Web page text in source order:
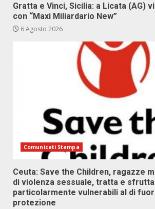
Gratta e Vinci, Sicilia: a Licata (AG)
con “Maxi Miliardario New”
6 Agosto 2026
Comunicati Stampa
Ceuta: Save the Children, ragazze
di violenza sessuale, tratta e
particolarmente vulnerabili al di
protezione